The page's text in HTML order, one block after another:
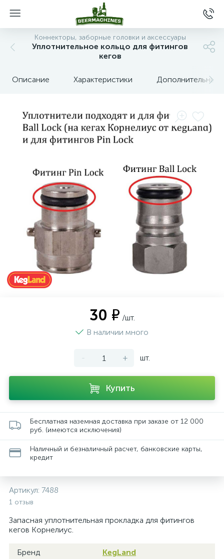
Коннекторы, заборные головки и аксессуары
Уплотнительное кольцо для фитингов
кегов
Описание Характеристики Дополнительные
30 ₽ /шт.
В наличии много
- + шт.
Купить
Бесплатная наземная доставка при заказе от 12 000
руб. (имеются исключения)
Наличный и безналичный расчет, банковские карты,
кредит
Артикул: 7488
1 отзыв
Запасная уплотнительная прокладка для фитингов
кегов Корнелиус.
Бренд KegLand